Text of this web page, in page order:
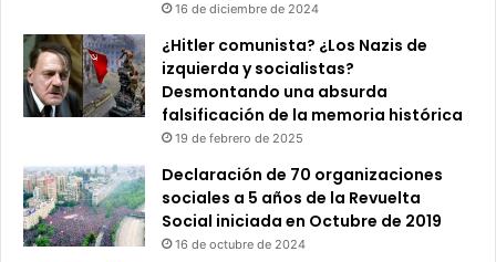
16 de diciembre de 2024
¿Hitler comunista? ¿Los Nazis de
izquierda y socialistas?
Desmontando una absurda
falsificación de la memoria histórica
19 de febrero de 2025
Declaración de 70 organizaciones
sociales a 5 años de la Revuelta
Social iniciada en Octubre de 2019
16 de octubre de 2024